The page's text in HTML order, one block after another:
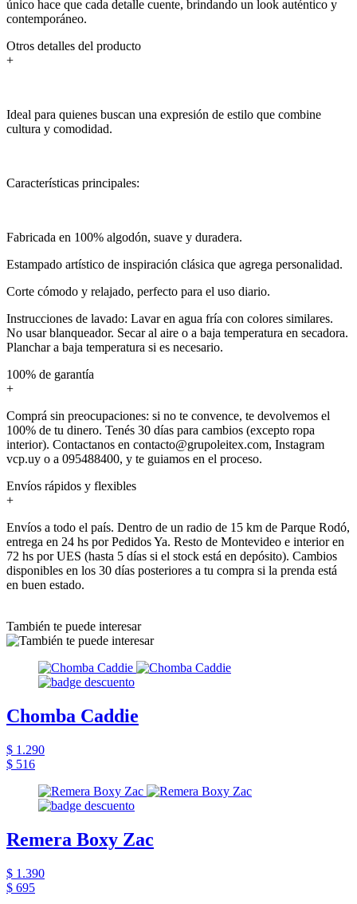
único hace que cada detalle cuente, brindando un look auténtico y
contemporáneo.
Otros detalles del producto
+
Ideal para quienes buscan una expresión de estilo que combine
cultura y comodidad.
Características principales:
Fabricada en 100% algodón, suave y duradera.
Estampado artístico de inspiración clásica que agrega personalidad.
Corte cómodo y relajado, perfecto para el uso diario.
Instrucciones de lavado: Lavar en agua fría con colores similares.
No usar blanqueador. Secar al aire o a baja temperatura en secadora.
Planchar a baja temperatura si es necesario.
100% de garantía
+
Comprá sin preocupaciones: si no te convence, te devolvemos el
100% de tu dinero. Tenés 30 días para cambios (excepto ropa
interior). Contactanos en contacto@grupoleitex.com, Instagram
vcp.uy o a 095488400, y te guiamos en el proceso.
Envíos rápidos y flexibles
+
Envíos a todo el país. Dentro de un radio de 15 km de Parque Rodó,
entrega en 24 hs por Pedidos Ya. Resto de Montevideo e interior en
72 hs por UES (hasta 5 días si el stock está en depósito). Cambios
disponibles en los 30 días posteriores a tu compra si la prenda está
en buen estado.
También te puede interesar
Chomba Caddie
$ 1.290
$ 516
Remera Boxy Zac
$ 1.390
$ 695